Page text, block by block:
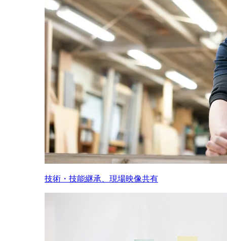
技術・技能継承、現場映像共有